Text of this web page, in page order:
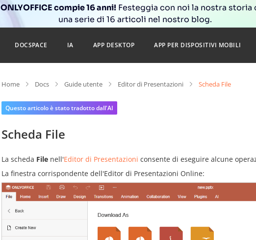
ONLYOFFICE compie 16 anni! Festeggia con noi la nostra storia
una serie di 16 articoli nel nostro blog.
DOCSPACE IA APP DESKTOP APP PER DISPOSITIVI MOBILI
Home Docs Guide utente Editor di Presentazioni Scheda File
Questo articolo è stato tradotto dall'AI
Scheda File
La scheda File nell'Editor di Presentazioni consente di eseguire alcune
La finestra corrispondente dell'Editor di Presentazioni Online: